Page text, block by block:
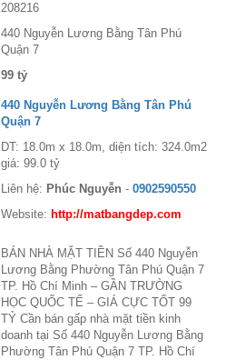
208216
440 Nguyễn Lương Bằng Tân Phú
Quận 7
99 tỷ
440 Nguyễn Lương Bằng Tân Phú
Quận 7
DT: 18.0m x 18.0m, diện tích: 324.0m2
giá: 99.0 tỷ
Liên hệ: Phúc Nguyễn - 0902590550
Website: http://matbangdep.com
BÁN NHÀ MẶT TIỀN Số 440 Nguyễn
Lương Bằng Phường Tân Phú Quận 7
TP. Hồ Chí Minh – GẦN TRƯỜNG
HỌC QUỐC TẾ – GIÁ CỰC TỐT 99
TỶ Cần bán gấp nhà mặt tiền kinh
doanh tại Số 440 Nguyễn Lương Bằng
Phường Tân Phú Quận 7 TP. Hồ Chí